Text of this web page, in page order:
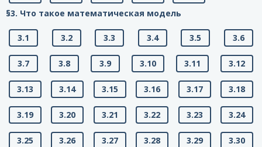
§3. Что такое математическая модель
3.1 3.2 3.3 3.4 3.5 3.6
3.7 3.8 3.9 3.10 3.11 3.12
3.13 3.14 3.15 3.16 3.17 3.18
3.19 3.20 3.21 3.22 3.23 3.24
3.25 3.26 3.27 3.28 3.29 3.30